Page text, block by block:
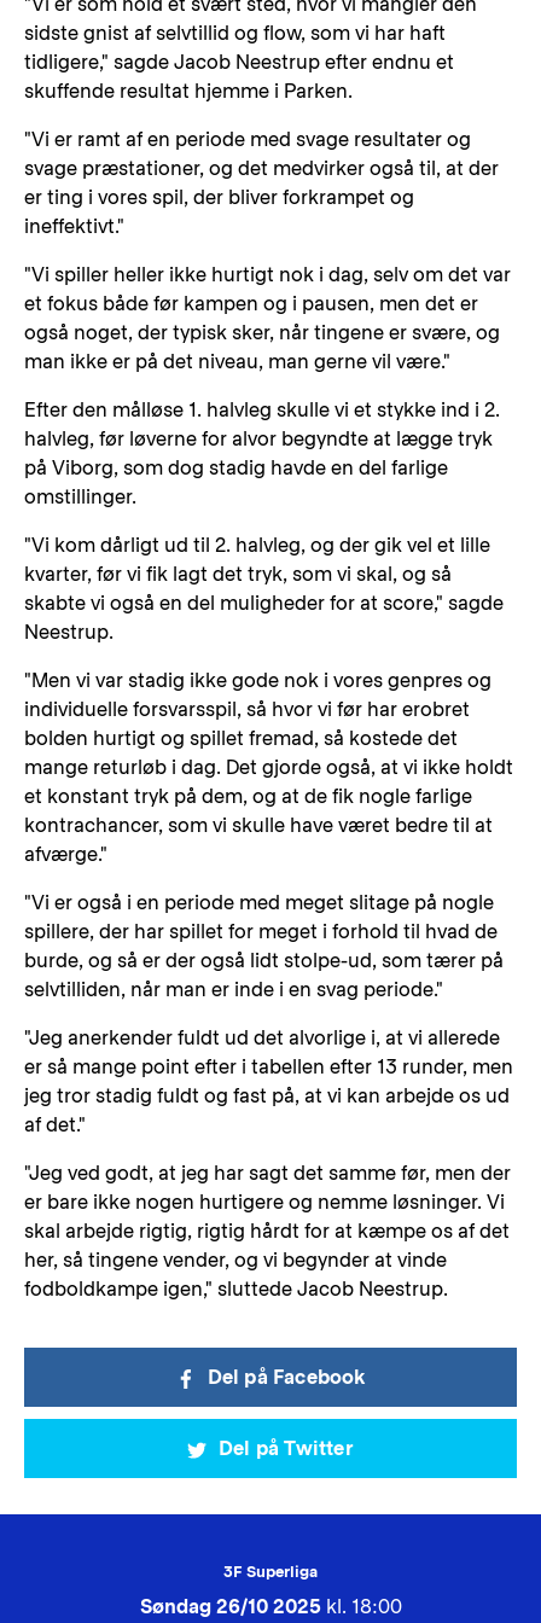
sidste gnist af selvtillid og flow, som vi har haft
tidligere," sagde Jacob Neestrup efter endnu et
skuffende resultat hjemme i Parken.
"Vi er ramt af en periode med svage resultater og
svage præstationer, og det medvirker også til, at der
er ting i vores spil, der bliver forkrampet og
ineffektivt."
"Vi spiller heller ikke hurtigt nok i dag, selv om det var
et fokus både før kampen og i pausen, men det er
også noget, der typisk sker, når tingene er svære, og
man ikke er på det niveau, man gerne vil være."
Efter den målløse 1. halvleg skulle vi et stykke ind i 2.
halvleg, før løverne for alvor begyndte at lægge tryk
på Viborg, som dog stadig havde en del farlige
omstillinger.
"Vi kom dårligt ud til 2. halvleg, og der gik vel et lille
kvarter, før vi fik lagt det tryk, som vi skal, og så
skabte vi også en del muligheder for at score," sagde
Neestrup.
"Men vi var stadig ikke gode nok i vores genpres og
individuelle forsvarsspil, så hvor vi før har erobret
bolden hurtigt og spillet fremad, så kostede det
mange returløb i dag. Det gjorde også, at vi ikke holdt
et konstant tryk på dem, og at de fik nogle farlige
kontrachancer, som vi skulle have været bedre til at
afværge."
"Vi er også i en periode med meget slitage på nogle
spillere, der har spillet for meget i forhold til hvad de
burde, og så er der også lidt stolpe-ud, som tærer på
selvtilliden, når man er inde i en svag periode."
"Jeg anerkender fuldt ud det alvorlige i, at vi allerede
er så mange point efter i tabellen efter 13 runder, men
jeg tror stadig fuldt og fast på, at vi kan arbejde os ud
af det."
"Jeg ved godt, at jeg har sagt det samme før, men der
er bare ikke nogen hurtigere og nemme løsninger. Vi
skal arbejde rigtig, rigtig hårdt for at kæmpe os af det
her, så tingene vender, og vi begynder at vinde
fodboldkampe igen," sluttede Jacob Neestrup.
Del på Facebook
Del på Twitter
3F Superliga
Søndag 26/10 2025kl. 18:00